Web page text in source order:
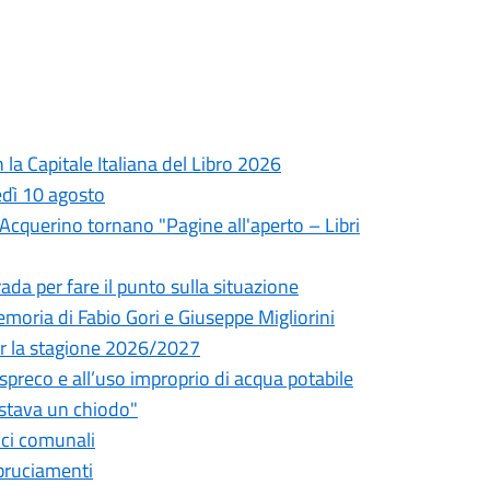
Capitale Italiana del Libro 2026
10 agosto
tornano "Pagine all'aperto – Libri
per fare il punto sulla situazione
di Fabio Gori e Giuseppe Migliorini
la stagione 2026/2027
e all’uso improprio di acqua potabile
un chiodo"
comunali